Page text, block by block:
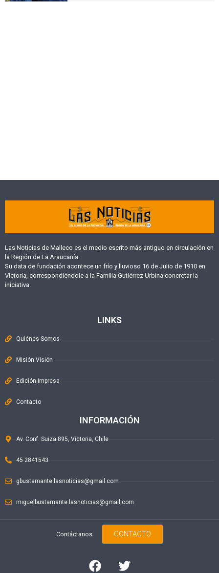
Las Noticias de Malleco es el medio escrito más antiguo en circulación en
la Región de La Araucanía.
Su data de fundación acontece un frío y lluvioso 16 de Julio de 1910 en
Victoria, correspondiéndole a la Familia Gutiérrez Urbina concretar la
iniciativa.
LINKS
Quiénes Somos
Misión Visión
Edición Impresa
Contacto
INFORMACIÓN
Av. Conf. Suiza 895, Victoria, Chile
45 2841543
gbustamante.lasnoticias@gmail.com
miguelbustamante.lasnoticias@gmail.com
Contáctanos CONTACTO